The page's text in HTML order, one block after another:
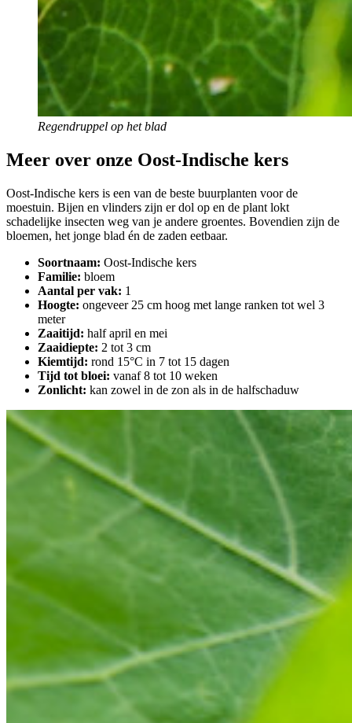
Regendruppel op het blad
Meer over onze Oost-Indische kers
Oost-Indische kers is een van de beste buurplanten voor de
moestuin. Bijen en vlinders zijn er dol op en de plant lokt
schadelijke insecten weg van je andere groentes. Bovendien zijn de
bloemen, het jonge blad én de zaden eetbaar.
Soortnaam: Oost-Indische kers
Familie: bloem
Aantal per vak: 1
Hoogte: ongeveer 25 cm hoog met lange ranken tot wel 3
meter
Zaaitijd: half april en mei
Zaaidiepte: 2 tot 3 cm
Kiemtijd: rond 15°C in 7 tot 15 dagen
Tijd tot bloei: vanaf 8 tot 10 weken
Zonlicht: kan zowel in de zon als in de halfschaduw